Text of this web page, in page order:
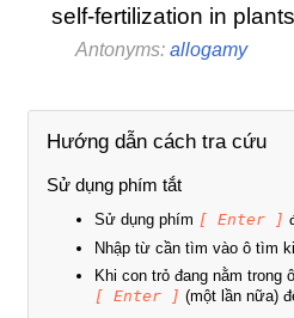
self-fertilization in plants
Antonyms: allogamy
Hướng dẫn cách tra cứu
Sử dụng phím tắt
Sử dụng phím [ Enter ]
Nhập từ cần tìm vào ô tìm
Khi con trỏ đang nằm
[ Enter ] (một lần nữa)